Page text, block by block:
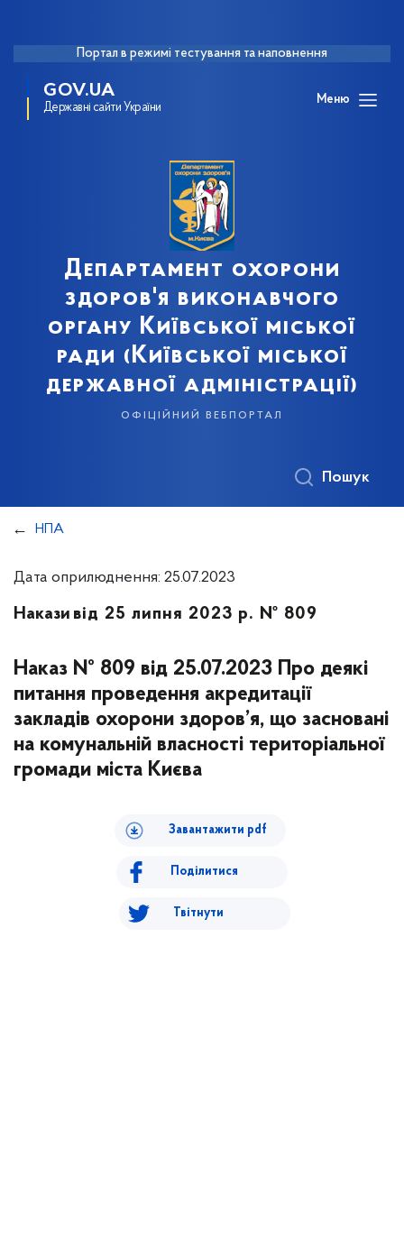
Портал в режимі тестування та наповнення
GOV.UA
Державні сайти України
Меню
Департамент охорони
здоров'я виконавчого
органу Київської міської
ради (Київської міської
державної адміністрації)
офіційний вебпортал
Пошук
НПА
Дата оприлюднення: 25.07.2023
Накази від 25 липня 2023 р. № 809
Наказ № 809 від 25.07.2023 Про деякі
питання проведення акредитації
закладів охорони здоров’я, що засновані
на комунальній власності територіальної
громади міста Києва
Завантажити pdf
Поділитися
Твітнути